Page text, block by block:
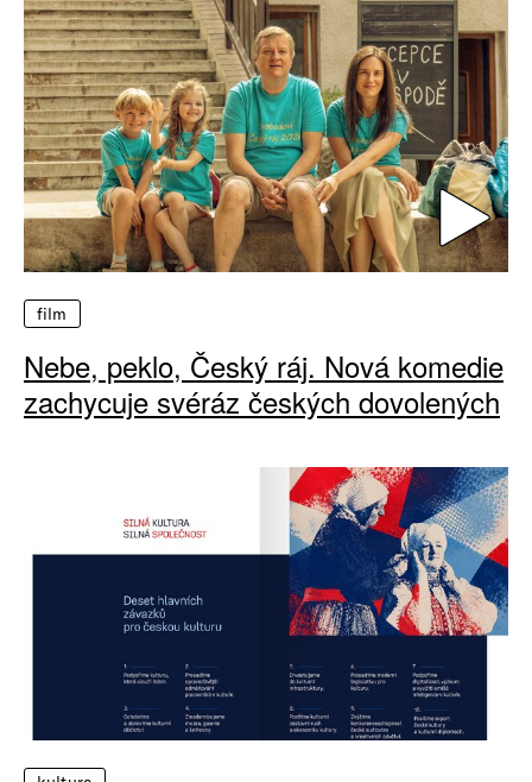
film
Nebe, peklo, Český ráj. Nová komedie
zachycuje svéráz českých dovolených